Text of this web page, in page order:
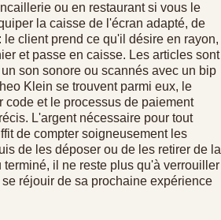
ou en restaurant si vous le
la caisse de l'écran adapté, de
le client prend ce qu'il désire en rayon,
et passe en caisse. Les articles sont
son sonore ou scannés avec un bip
Klein se trouvent parmi eux, le
code et le processus de paiement
L'argent nécessaire pour tout
de compter soigneusement les
de les déposer ou de les retirer de la
il ne reste plus qu'à verrouiller
réjouir de sa prochaine expérience